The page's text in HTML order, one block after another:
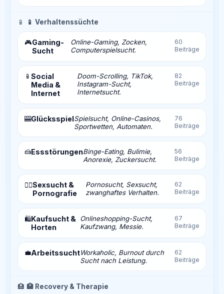
📱 📱 Verhaltenssüchte
🎮Gaming-
Sucht
Online-Gaming, Zocken,
Computerspielsucht.
60
Beiträge
📱 Social
Media &
Internet
Doom-Scrolling, TikTok,
Instagram-Sucht,
Internetsucht.
82
Beiträge
🎰GlücksspielSpielsucht, Online-Casinos,
Sportwetten, Automaten.
76
Beiträge
🍰EssstörungenBinge-Eating, Bulimie,
Anorexie, Zuckersucht.
56
Beiträge
❤️‍🔥Sexsucht &
Pornografie
Pornosucht, Sexsucht,
zwanghaftes Verhalten.
62
Beiträge
🛍️Kaufsucht &
Horten
Onlineshopping-Sucht,
Kaufzwang, Messie.
67
Beiträge
💼ArbeitssuchtWorkaholic, Burnout durch
Sucht nach Leistung.
62
Beiträge
🏥 🏥 Recovery & Therapie